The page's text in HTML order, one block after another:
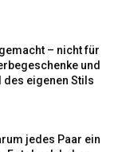
– nicht für
und
des eigenen Stils
jedes Paar ein